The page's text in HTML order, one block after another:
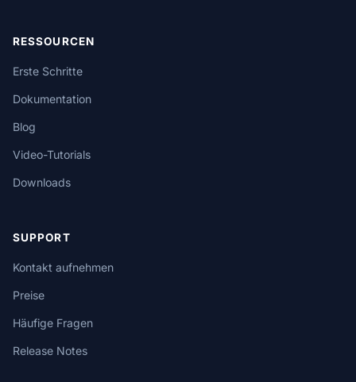
RESSOURCEN
Erste Schritte
Dokumentation
Blog
Video-Tutorials
Downloads
SUPPORT
Kontakt aufnehmen
Preise
Häufige Fragen
Release Notes